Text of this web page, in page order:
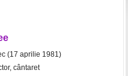
(17 aprilie 1981)
cântaret